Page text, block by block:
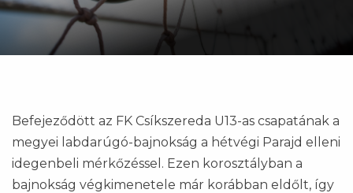
Befejeződött az FK Csíkszereda U13-as csapatának a
megyei labdarúgó-bajnokság a hétvégi Parajd elleni
idegenbeli mérkőzéssel. Ezen korosztályban a
bajnokság végkimenetele már korábban eldőlt, így